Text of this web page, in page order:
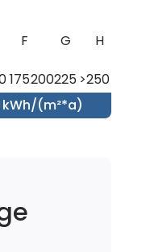
F G H
175200225 >250
kWh/(m²*a)